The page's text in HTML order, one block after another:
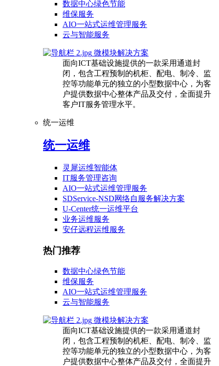
数据中心绿色节能
维保服务
AIO一站式运维管理服务
云与智能服务
微模块解决方案
面向ICT基础设施提供的一款采用通道封
闭，包含工程预制的机柜、配电、制冷、监
控等功能单元的独立的小型数据中心，为客
户提供数据中心整体产品及交付，全面提升
客户IT服务管理水平。
统一运维
统一运维
灵犀运维智能体
IT服务管理咨询
AIO一站式运维管理服务
SDService-NSD网络自服务解决方案
U-Center统一运维平台
业务运维服务
安仔远程运维服务
热门推荐
数据中心绿色节能
维保服务
AIO一站式运维管理服务
云与智能服务
微模块解决方案
面向ICT基础设施提供的一款采用通道封
闭，包含工程预制的机柜、配电、制冷、监
控等功能单元的独立的小型数据中心，为客
户提供数据中心整体产品及交付，全面提升